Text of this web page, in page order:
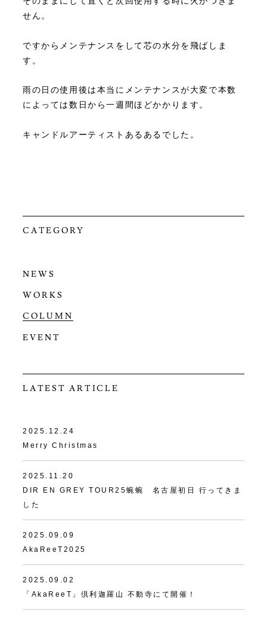
せん。
ですからメンテナンスをして芯の水分を飛ばしま
す。
雨の日の使用後は本当にメンテナンスが大変で本数
によっては数日から一週間ほどかかります。
キャンドルアーティストあるあるでした。
CATEGORY
NEWS
WORKS
COLUMN
EVENT
LATEST ARTICLE
2025.12.24
Merry Christmas
2025.11.20
DIR EN GREY TOUR25蜿蜿 名古屋初日 行ってきま
した
2025.09.09
AkaReeT2025
2025.09.02
「AkaReeT」倶利迦羅山 不動寺にて開催！